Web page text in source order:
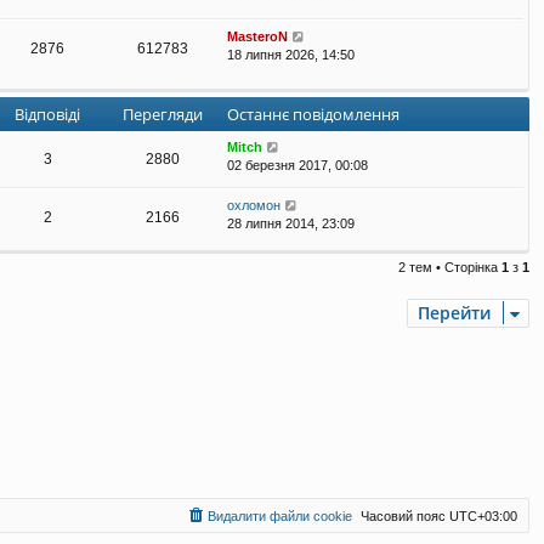
2876 612783
MasteroN
18 липня 2026, 14:50
Відповіді Перегляди Останнє повідомлення
3 2880
Mitch
02 березня 2017, 00:08
2 2166
охломон
28 липня 2014, 23:09
2 тем • Сторінка 1 з 1
Перейти
Часовий пояс UTC+03:00
Видалити файли cookie